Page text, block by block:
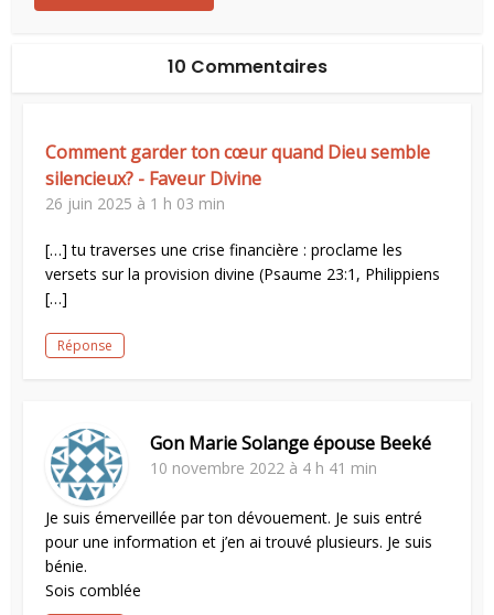
10 Commentaires
Comment garder ton cœur quand Dieu semble
silencieux? - Faveur Divine
26 juin 2025 à 1 h 03 min
[…] tu traverses une crise financière : proclame les
versets sur la provision divine (Psaume 23:1, Philippiens
[…]
Réponse
Gon Marie Solange épouse Beeké
10 novembre 2022 à 4 h 41 min
Je suis émerveillée par ton dévouement. Je suis entré
pour une information et j’en ai trouvé plusieurs. Je suis
bénie.
Sois comblée